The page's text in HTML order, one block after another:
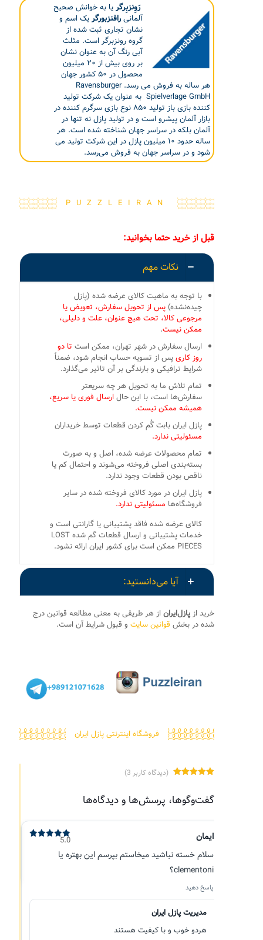
رَوِنزبِرگریا به خوانش صحیح
آلمانیرافنزبورگریک اسم و
نشان تجاری ثبت شده از
گروه رونزبرگر است. مثلث
آبی رنگ آن به عنوان نشان
بر روی بیش از ۲۰ میلیون
محصول در ۵۰ کشور جهان
هر ساله به فروش می رسد. Ravensburger
Spielverlage GmbH به عنوان یک شرکت تولید
کننده بازی باز تولید ۸۵۰ نوع بازی سرگرم کننده در
بازار آلمان پیشرو است و در تولید پازل نه تنها در
آلمان بلکه در سراسر جهان شناخته شده است. هر
ساله حدود ۱۰ میلیون پازل در این شرکت تولید می
شود و در سراسر جهان به فروش می‌رسد.
PUZZLEIRAN
قبل از خرید حتما بخوانید:
نکات مهم
با توجه به ماهیت کالای عرضه شده (پازل
چیده‌نشده) پس از تحویل سفارش، تعویض یا
مرجوعی کالا، تحت هیچ عنوان، علت و دلیلی،
ممکن نیست.
ارسال سفارش در شهر تهران، ممکن است تا دو
روز کاریپس از تسویه حساب انجام شود، ضمناً
شرایط ترافیکی و بارندگی بر آن تاثیر می‌گذارد.
تمام تلاش ما به تحویل هر چه سریعتر
سفارش‌ها است، با این حالارسال فوری یا سریع،
همیشه ممکن نیست.
پازل ایران بابت گُم کردن قطعات توسط خریداران
مسئولیتی ندارد.
تمام محصولات عرضه شده، اصل و به صورت
بسته‌بندی اصلی فروخته می‌شوند و احتمال کم یا
ناقص بودن قطعات وجود ندارد.
پازل ایران در مورد کالای فروخته شده در سایر
فروشگاه‌ها مسئولیتی ندارد.
کالای عرضه شده فاقد پشتیبانی یا گارانتی است و
خدمات پشتیبانی و ارسال قطعات گم شده LOST
PIECES ممکن است برای کشور ایران ارائه نشود.
آیا می‌دانستید:
خرید از پازل‌ایران از هر طریقی به معنی مطالعه قوانین درج
شده در بخش قوانین سایت و قبول شرایط آن است.
فروشگاه اینترنتی پازل ایران
مشتری
(دیدگاه کاربر 3
)
گفت‌وگوها، پرسش‌ها و دیدگاه‌ها
ایمان
نمره
5
5.0
سلام خسته نباشید میخاستم بپرسم این بهتره یا
clementoni؟
پاسخ دهید
مدیریت پازل ایران
هردو خوب و با کیفیت هستند